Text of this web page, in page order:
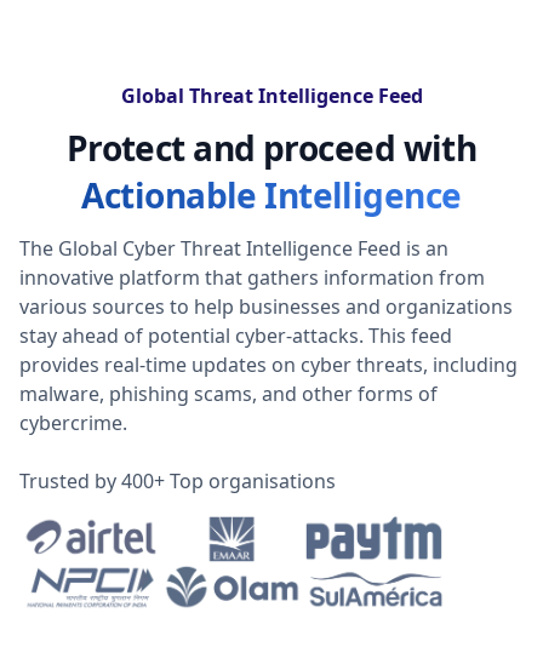
Global Threat Intelligence Feed
Protect and proceed with
Actionable Intelligence
The Global Cyber Threat Intelligence Feed is an
innovative platform that gathers information from
various sources to help businesses and organizations
stay ahead of potential cyber-attacks. This feed
provides real-time updates on cyber threats, including
malware, phishing scams, and other forms of
cybercrime.
Trusted by 400+ Top organisations